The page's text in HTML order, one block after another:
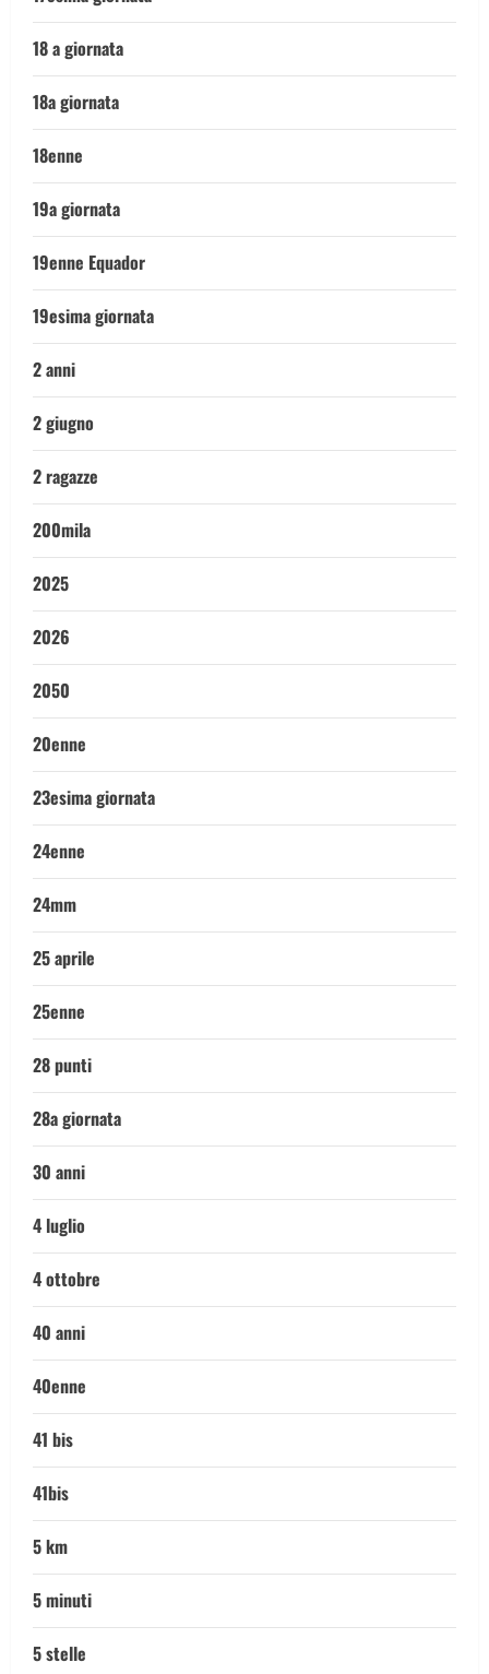
18 a giornata
18a giornata
18enne
19a giornata
19enne Equador
19esima giornata
2 anni
2 giugno
2 ragazze
200mila
2025
2026
2050
20enne
23esima giornata
24enne
24mm
25 aprile
25enne
28 punti
28a giornata
30 anni
4 luglio
4 ottobre
40 anni
40enne
41 bis
41bis
5 km
5 minuti
5 stelle